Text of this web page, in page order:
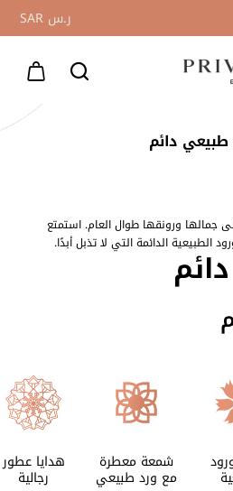
ر.س SAR
طبيعي دائم
شمعة معطرة
مع ورد طبيعي
هدايا عطور
رجالية
جمالها ورونقها طوال العام. استمتع
الطبيعية الدائمة التي لا تذبل أبدًا.